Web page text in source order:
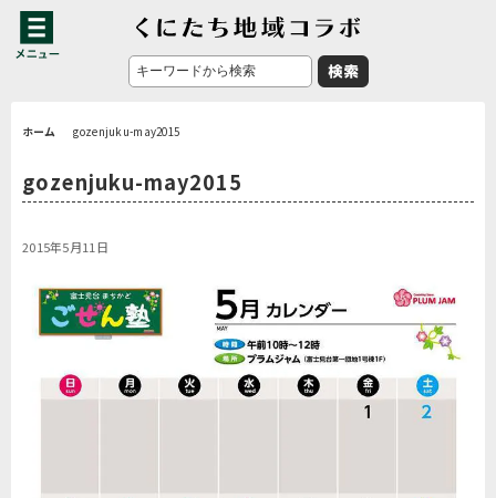
ホーム gozenjuku-may2015
gozenjuku-may2015
2015年5月11日